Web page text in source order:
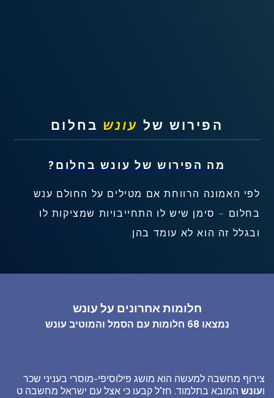
מדיניות פרטיות
2
הפירוש של עונש בחלום
מה הפירוש של עונש בחלום?
לפי האמונה הרווחת אם מטילים על החולם ענש
בחלום – סימן שיש לו התחייבויות שמציקות לו
ובגלל זה הוא לא עומד בהן.
חלומות אחרונים על עונש
נמצאו68 חלומות עם הסמל והמוטיב עונש
צירוף מחשבה למעשה הוא מושג פילוסיפי-מוסרי בעניני שכר
ועונש המובא בתלמוד. חז"ל קבעו כי אצל עם ישראל מחשבה ט